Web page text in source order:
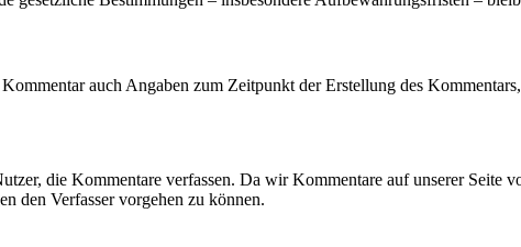
auch Angaben zum Zeitpunkt der Erstellung des
die Kommentare verfassen. Da wir Kommentare auf unserer Seite
den Verfasser vorgehen zu können.